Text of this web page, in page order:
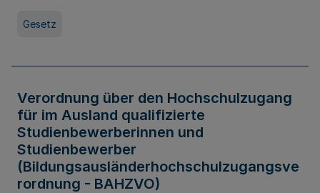
Gesetz
Verordnung über den Hochschulzugang
für im Ausland qualifizierte
Studienbewerberinnen und
Studienbewerber
(Bildungsausländerhochschulzugangsve
rordnung - BAHZVO)